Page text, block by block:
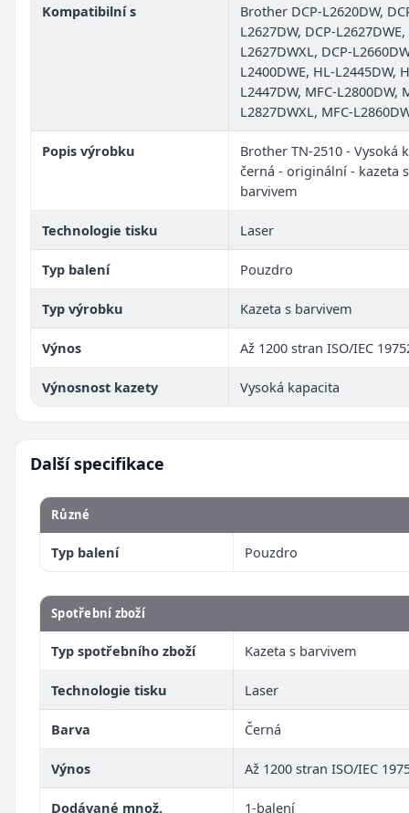
Kompatibilní s
Brother DCP-L2620DW,
L2627DW, DCP-L2627DWE,
L2627DWXL, DCP-
L2400DWE, HL-L2445DW,
L2447DW, MFC-L2800DW,
L2827DWXL, MFC-
Popis výrobku
Brother TN-2510 - Vysoká
černá - originální - kazeta s
barvivem
Technologie tisku Laser
Typ balení Pouzdro
Typ výrobku Kazeta s barvivem
Výnos Až 1200 stran ISO/IEC
Výnosnost kazety Vysoká kapacita
Další specifikace
Různé
Typ balení Pouzdro
Spotřební zboží
Typ spotřebního zboží Kazeta s barvivem
Technologie tisku Laser
Barva Černá
Výnos Až 1200 stran ISO/IEC
Dodávané množ. 1-balení